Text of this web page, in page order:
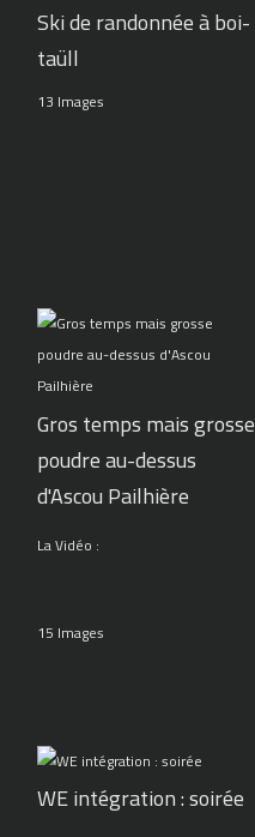
Ski de randonnée à boi-
taüll
13 Images
Gros temps mais grosse
poudre au-dessus
d'Ascou Pailhière
La Vidéo :
15 Images
WE intégration : soirée